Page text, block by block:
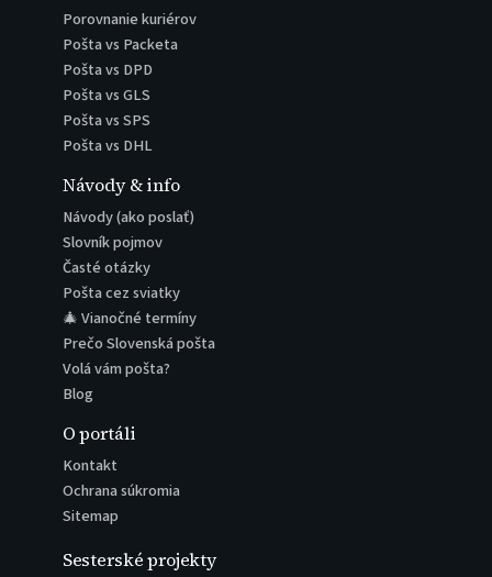
Porovnanie kuriérov
Pošta vs Packeta
Pošta vs DPD
Pošta vs GLS
Pošta vs SPS
Pošta vs DHL
Návody & info
Návody (ako poslať)
Slovník pojmov
Časté otázky
Pošta cez sviatky
🎄 Vianočné termíny
Prečo Slovenská pošta
Volá vám pošta?
Blog
O portáli
Kontakt
Ochrana súkromia
Sitemap
Sesterské projekty